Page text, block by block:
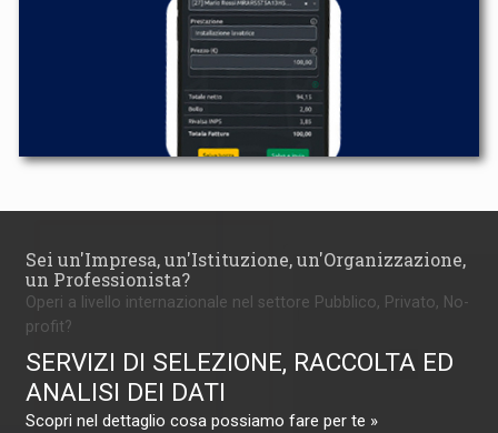
Sei un'Impresa, un'Istituzione, un'Organizzazione,
un Professionista?
Operi a livello internazionale nel settore Pubblico, Privato, No-
profit?
SERVIZI DI SELEZIONE, RACCOLTA ED
ANALISI DEI DATI
Scopri nel dettaglio cosa possiamo fare per te »